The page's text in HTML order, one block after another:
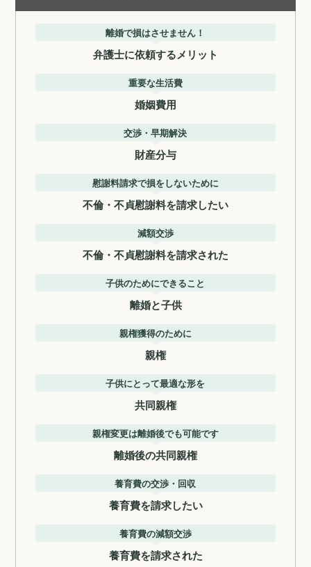
離婚で損はさせません！
弁護士に依頼するメリット
重要な生活費
婚姻費用
交渉・早期解決
財産分与
慰謝料請求で損をしないために
不倫・不貞慰謝料を請求したい
減額交渉
不倫・不貞慰謝料を請求された
子供のためにできること
離婚と子供
親権獲得のために
親権
子供にとって最適な形を
共同親権
親権変更は離婚後でも可能です
離婚後の共同親権
養育費の交渉・回収
養育費を請求したい
養育費の減額交渉
養育費を請求された